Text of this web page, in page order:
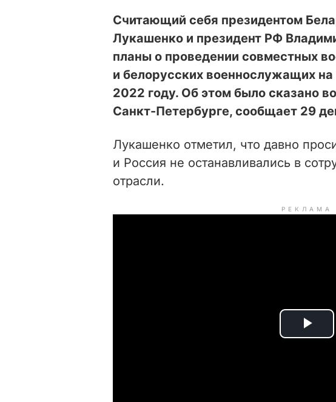
Считающий себя президентом
Лукашенко и президент РФ
планы о проведении совместных
и белорусских военнослужащих
2022 году. Об этом было сказано
Санкт-Петербурге, сообщает 29
Лукашенко отметил, что давно
и Россия не останавливались в
отрасли.
РЕКЛАМА
P